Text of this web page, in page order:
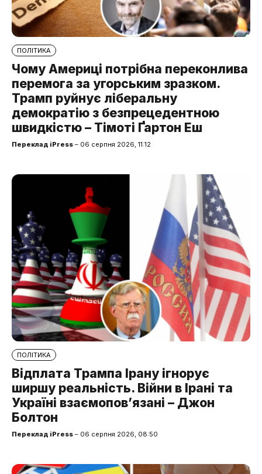
ПОЛІТИКА
Чому Америці потрібна переконлива
перемога за угорським зразком.
Трамп руйнує ліберальну
демократію з безпрецедентною
швидкістю – Тімоті Ґартон Еш
Переклад iPress – 06 серпня 2026, 11:12
ПОЛІТИКА
Відплата Трампа Ірану ігнорує
ширшу реальність. Війни в Ірані та
Україні взаємопов’язані – Джон
Болтон
Переклад iPress – 06 серпня 2026, 08:50